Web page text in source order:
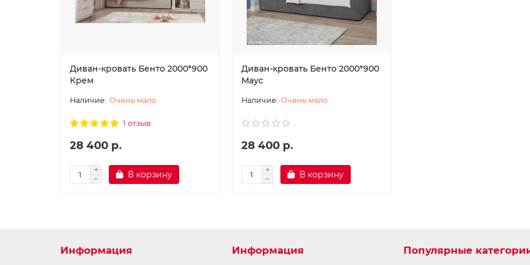
Диван-кровать Бенто 2000*900
Крем
Очень мало
1 отзыв
28 400 р.
В корзину
Диван-кровать Бенто 2000*900
Маус
Очень мало
28 400 р.
В корзину
Информация Информация Популярные